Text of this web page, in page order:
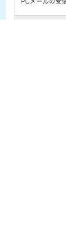
PCメールの受